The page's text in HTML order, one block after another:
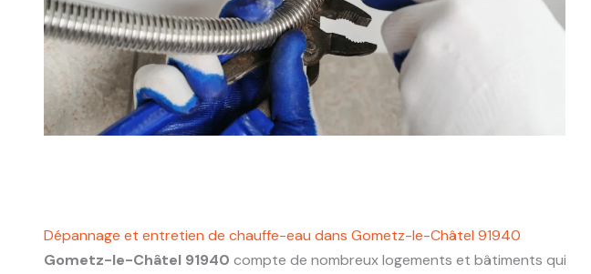
Dépannage et entretien de chauffe-eau dans Gometz-le-Châtel 91940
Gometz-le-Châtel 91940 compte de nombreux logements et bâtiments qui